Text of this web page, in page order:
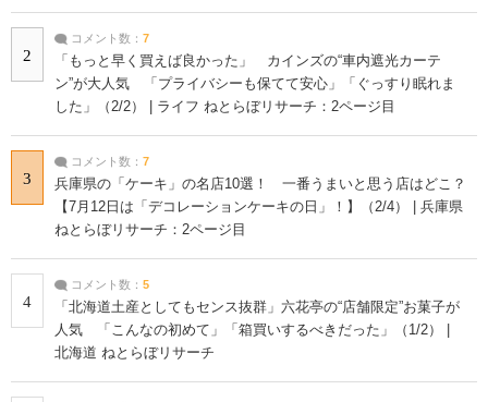
2
コメント数： 7
「もっと早く買えば良かった」 カインズの“車内遮光カーテ
ン”が大人気 「プライバシーも保てて安心」「ぐっすり眠れま
した」（2/2） | ライフ ねとらぼリサーチ：2ページ目
3
コメント数： 7
兵庫県の「ケーキ」の名店10選！ 一番うまいと思う店はどこ？
【7月12日は「デコレーションケーキの日」！】（2/4） | 兵庫県
ねとらぼリサーチ：2ページ目
4
コメント数： 5
「北海道土産としてもセンス抜群」六花亭の“店舗限定”お菓子が
人気 「こんなの初めて」「箱買いするべきだった」（1/2） |
北海道 ねとらぼリサーチ